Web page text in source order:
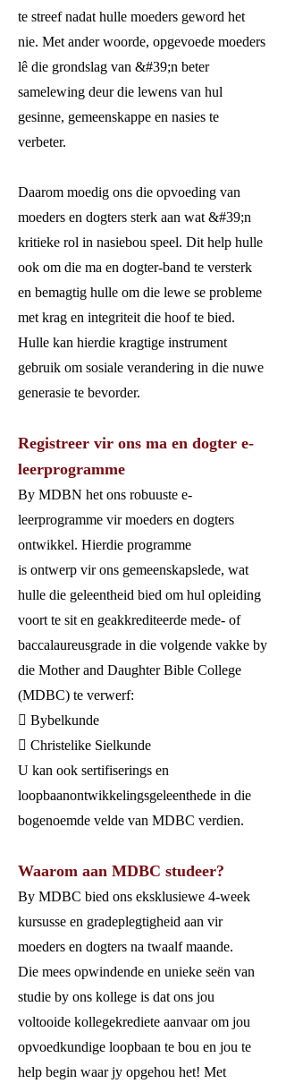
te streef nadat hulle moeders geword het
nie. Met ander woorde, opgevoede moeders
lê die grondslag van &#39;n beter
samelewing deur die lewens van hul
gesinne, gemeenskappe en nasies te
verbeter.
Daarom moedig ons die opvoeding van
moeders en dogters sterk aan wat &#39;n
kritieke rol in nasiebou speel. Dit help hulle
ook om die ma en dogter-band te versterk
en bemagtig hulle om die lewe se probleme
met krag en integriteit die hoof te bied.
Hulle kan hierdie kragtige instrument
gebruik om sosiale verandering in die nuwe
generasie te bevorder.
Registreer vir ons ma en dogter e-
leerprogramme
By MDBN het ons robuuste e-
leerprogramme vir moeders en dogters
ontwikkel. Hierdie programme
is ontwerp vir ons gemeenskapslede, wat
hulle die geleentheid bied om hul opleiding
voort te sit en geakkrediteerde mede- of
baccalaureusgrade in die volgende vakke by
die Mother and Daughter Bible College
(MDBC) te verwerf:
 Bybelkunde
 Christelike Sielkunde
U kan ook sertifiserings en
loopbaanontwikkelingsgeleenthede in die
bogenoemde velde van MDBC verdien.
Waarom aan MDBC studeer?
By MDBC bied ons eksklusiewe 4-week
kursusse en gradeplegtigheid aan vir
moeders en dogters na twaalf maande.
Die mees opwindende en unieke seën van
studie by ons kollege is dat ons jou
voltooide kollegekrediete aanvaar om jou
opvoedkundige loopbaan te bou en jou te
help begin waar jy opgehou het! Met